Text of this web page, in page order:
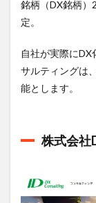
銘柄（DX銘柄）
定。
自社が実際に
サルティングは
能とします。
株式会社